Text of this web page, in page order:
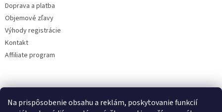
Na prispôsobenie obsahu a reklám, poskytovanie funkcií
Doprava a platba
Objemové zľavy
Výhody registrácie
Kontakt
Affiliate program